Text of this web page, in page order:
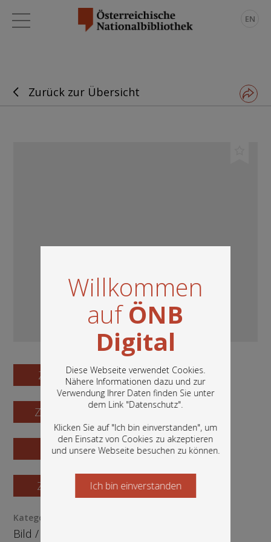
Willkommen
aufÖNB
Digital
Diese Webseite verwendet Cookies.
Nähere Informationen dazu und zur
Verwendung Ihrer Daten finden Sie unter
dem Link "Datenschutz".
Klicken Sie auf "Ich bin einverstanden", um
den Einsatz von Cookies zu akzeptieren
und unsere Webseite besuchen zu können.
In diesem Portal finden Sie die digitalen
Bestände der Österreichischen
Nationalbibliothek: Bücher, Fotografien,
Grafiken und vieles mehr.
Ich bin einverstanden
Starten Sie jetzt
EN
Zurück zur Übersicht
Zum Digitalisat
Zum Katalogisat
Zur Vorschau
Zur Bestellung
Kategorie / Medientyp
Bild/